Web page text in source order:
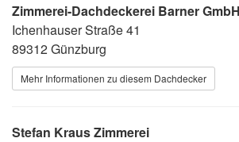
Zimmerei-Dachdeckerei Barner GmbH
Ichenhauser Straße 41
89312 Günzburg
Mehr Informationen zu diesem Dachdecker
Stefan Kraus Zimmerei